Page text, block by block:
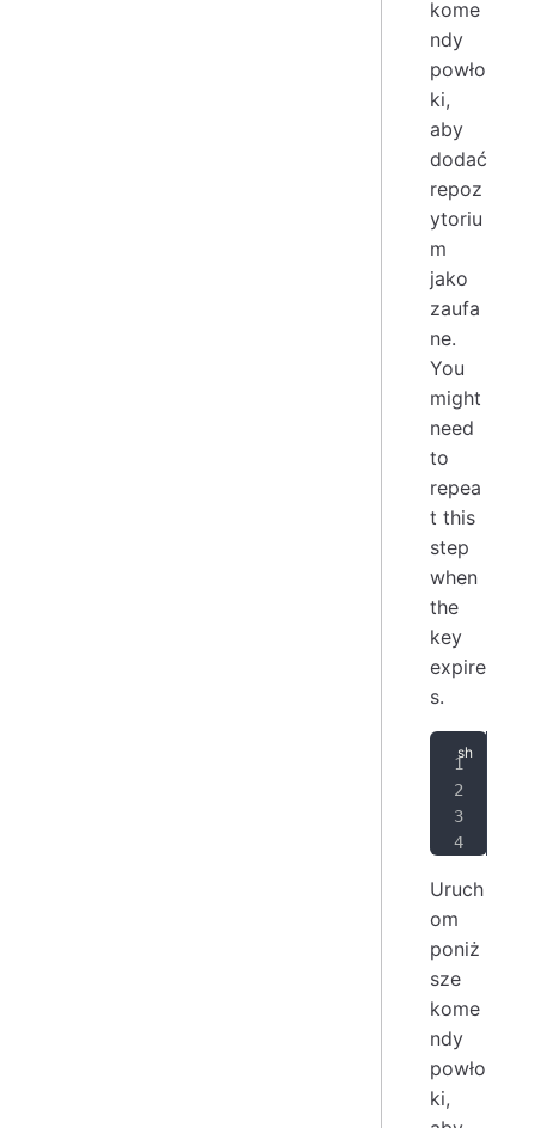
kome
ndy
powło
ki,
aby
dodać
repoz
ytoriu
m
jako
zaufa
ne.
You
might
need
to
repea
t this
step
when
the
key
expire
s.
Uruch
om
poniż
sze
kome
ndy
powło
ki,